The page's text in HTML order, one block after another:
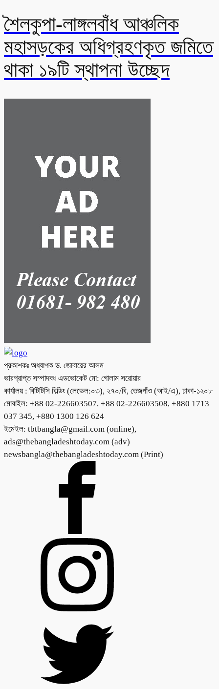
শৈলকুপা-লাঙ্গলবাঁধ আঞ্চলিক
মহাসড়কের অধিগ্রহণকৃত জমিতে
থাকা ১৯টি স্থাপনা উচ্ছেদ
প্রকাশকঃ অধ্যাপক ড. জোবায়ের আলম
ভারপ্রাপ্ত সম্পাদকঃ এডভোকেট মো: গোলাম সরোয়ার
কার্যালয় : বিটিটিসি বিল্ডিং (লেভেল:০৩), ২৭০/বি, তেজগাঁও (আই/এ), ঢাকা-১২০৮
মোবাইল: +88 02-226603507, +88 02-226603508, +880 1713
037 345, +880 1300 126 624
ইমেইল: tbtbangla@gmail.com (online),
ads@thebangladeshtoday.com (adv)
newsbangla@thebangladeshtoday.com (Print)